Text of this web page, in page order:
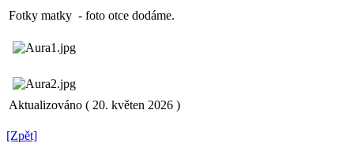
Fotky matky - foto otce dodáme.
Aktualizováno ( 20. květen 2026 )
[Zpět]